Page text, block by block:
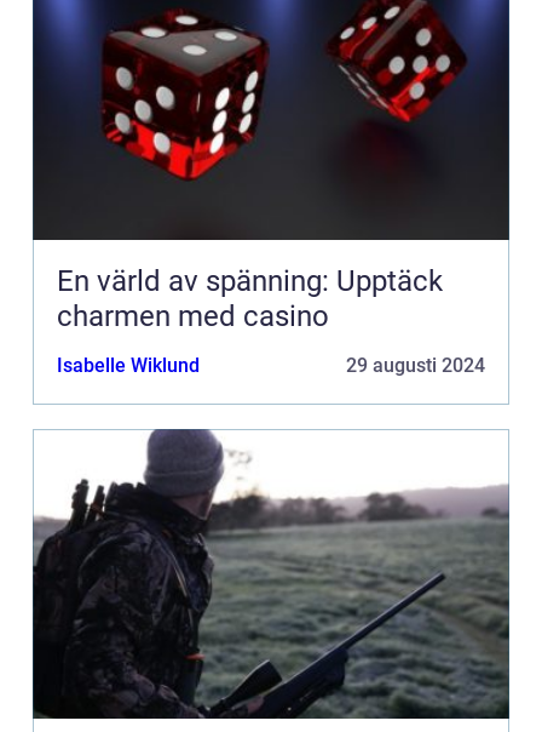
En värld av spänning: Upptäck
charmen med casino
Isabelle Wiklund 29 augusti 2024